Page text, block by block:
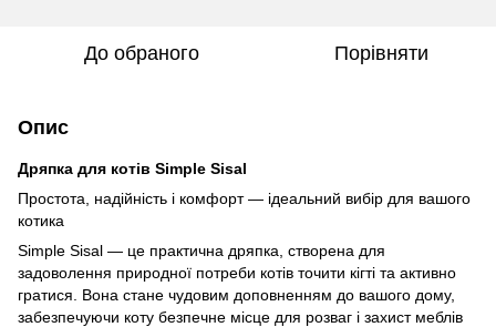
До обраного Порівняти
Опис
Дряпка для котів Simple Sisal
Простота, надійність і комфорт — ідеальний вибір для вашого
котика
Simple Sisal — це практична дряпка, створена для
задоволення природної потреби котів точити кігті та активно
гратися. Вона стане чудовим доповненням до вашого дому,
забезпечуючи коту безпечне місце для розваг і захист меблів